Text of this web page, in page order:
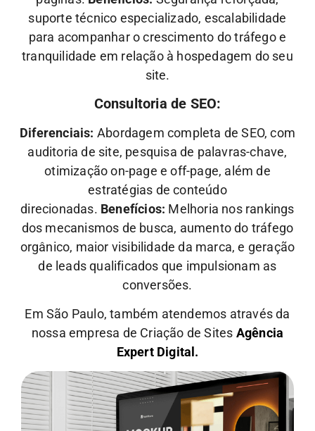
suporte técnico especializado, escalabilidade
para acompanhar o crescimento do tráfego e
tranquilidade em relação à hospedagem do seu
site.
Consultoria de SEO:
Diferenciais: Abordagem completa de SEO, com
auditoria de site, pesquisa de palavras-chave,
otimização on-page e off-page, além de
estratégias de conteúdo
direcionadas. Benefícios: Melhoria nos rankings
dos mecanismos de busca, aumento do tráfego
orgânico, maior visibilidade da marca, e geração
de leads qualificados que impulsionam as
conversões.
Em São Paulo, também atendemos através da
nossa empresa de Criação de Sites Agência
Expert Digital.